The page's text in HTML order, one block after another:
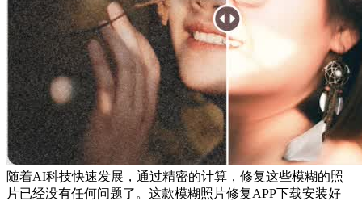
随着AI科技快速发展，通过精密的计算，修复这些模糊的照
片已经没有任何问题了。这款模糊照片修复APP下载安装好